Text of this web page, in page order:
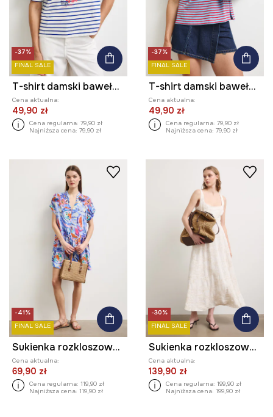
-37%
FINAL SALE
T-shirt damski bawełniany z nadrukiem
Cena aktualna:
49,90 zł
Cena regularna: 79,90 zł
Najniższa cena: 79,90 zł
-37%
FINAL SALE
T-shirt damski bawełniany z nadrukiem
Cena aktualna:
49,90 zł
Cena regularna: 79,90 zł
Najniższa cena: 79,90 zł
-41%
FINAL SALE
Sukienka rozkloszowana z wiskozy z falbaną
Cena aktualna:
69,90 zł
Cena regularna: 119,90 zł
Najniższa cena: 119,90 zł
-30%
FINAL SALE
Sukienka rozkloszowana z dodatkiem lnu
Cena aktualna:
139,90 zł
Cena regularna: 199,90 zł
Najniższa cena: 199,90 zł